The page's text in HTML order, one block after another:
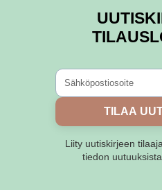
tuotteen
TILAA
Liity uutiskirjeen
tiedon